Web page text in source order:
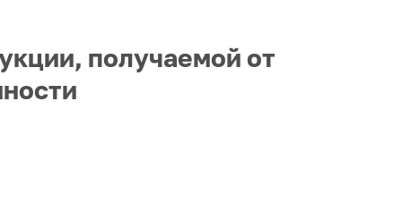
получаемой от